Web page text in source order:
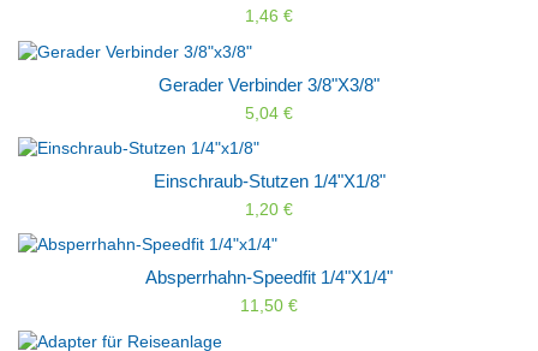
1,46 €
Gerader Verbinder 3/8"x3/8"
5,04 €
Einschraub-Stutzen 1/4"x1/8"
1,20 €
Absperrhahn-Speedfit 1/4"x1/4"
11,50 €